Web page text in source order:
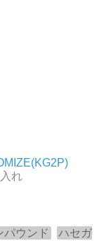
れ
パウンド
ハセガ